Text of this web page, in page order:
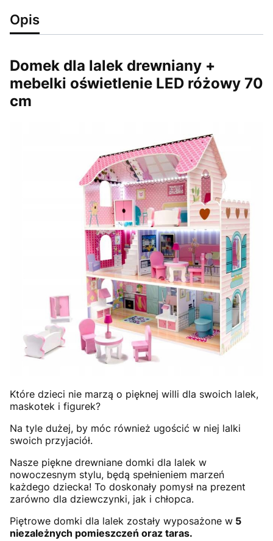
Opis
Domek dla lalek drewniany +
mebelki oświetlenie LED różowy 70
cm
Które dzieci nie marzą o pięknej willi dla swoich lalek,
maskotek i figurek?
Na tyle dużej, by móc również ugościć w niej lalki
swoich przyjaciół.
Nasze piękne drewniane domki dla lalek w
nowoczesnym stylu, będą spełnieniem marzeń
każdego dziecka! To doskonały pomysł na prezent
zarówno dla dziewczynki, jak i chłopca.
Piętrowe domki dla lalek zostały wyposażone w 5
niezależnych pomieszczeń oraz taras.